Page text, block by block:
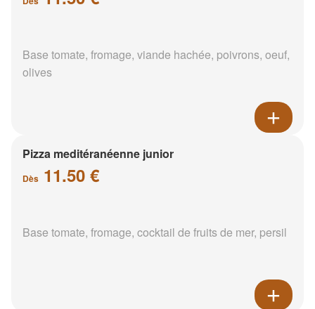
Base tomate, fromage, viande hachée, poivrons, oeuf,
olives
Pizza meditéranéenne junior
Dès 11.50 €
Base tomate, fromage, cocktail de fruits de mer, persil